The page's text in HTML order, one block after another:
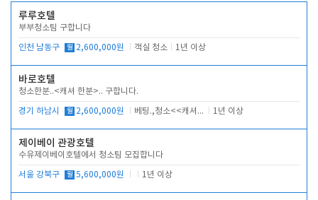
루루호텔
부부청소팀 구합니다
인천 남동구 월 2,600,000원 객실 청소 1년 이상
바로호텔
청소한분..<캐셔 한분>.. 구합니다.
경기 하남시 월 2,600,000원 베팅.,청소<<캐셔 모셔봅니다. 1년 이상
제이베이 관광호텔
수유제이베이호텔에서 청소팀 모집합니다
서울 강북구 월 5,600,000원 1년 이상